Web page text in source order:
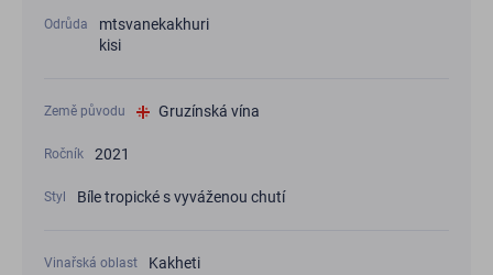
Odrůda
mtsvanekakhuri
kisi
Země původu Gruzínská vína
Ročník 2021
Styl Bíle tropické s vyváženou chutí
Vinařská oblast Kakheti